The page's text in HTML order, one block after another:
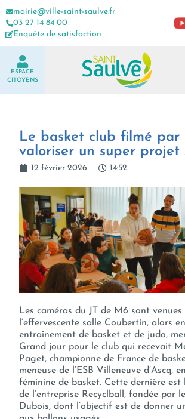
mairie@ville-saint-saulve.fr
03 27 14 84 00
Enquête de satisfaction
ESPACE
CITOYENS
Le basket club filmé par
valoriser un super projet
12 février 2026 14:52
Les caméras du JT de M6 sont venues
l’effervescente salle Coubertin, alors
entraînement de basket et de judo,
Grand jour pour le club qui recevait
Paget, championne de France de
meneuse de l’ESB Villeneuve d’Ascq,
féminine de basket. Cette dernière est
de l’entreprise Recyclball, fondée par
Dubois, dont l’objectif est de donner